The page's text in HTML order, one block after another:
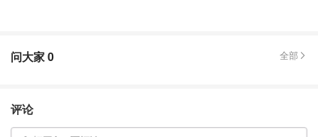
决定的整个过程应该需要一到三个月。
个出租单元，Ranger不得不等待八个月的听证会。
问大家0 全部
评论